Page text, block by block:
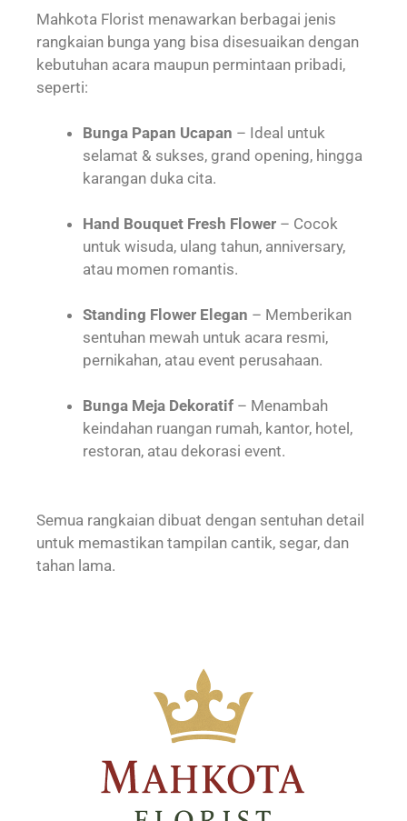
Mahkota Florist menawarkan berbagai jenis
rangkaian bunga yang bisa disesuaikan dengan
kebutuhan acara maupun permintaan pribadi,
seperti:
Bunga Papan Ucapan – Ideal untuk
selamat & sukses, grand opening, hingga
karangan duka cita.
Hand Bouquet Fresh Flower – Cocok
untuk wisuda, ulang tahun, anniversary,
atau momen romantis.
Standing Flower Elegan – Memberikan
sentuhan mewah untuk acara resmi,
pernikahan, atau event perusahaan.
Bunga Meja Dekoratif – Menambah
keindahan ruangan rumah, kantor, hotel,
restoran, atau dekorasi event.
Semua rangkaian dibuat dengan sentuhan detail
untuk memastikan tampilan cantik, segar, dan
tahan lama.